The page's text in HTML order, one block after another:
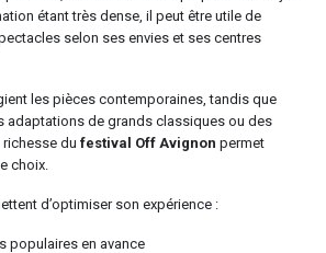
étant très dense, il peut être utile de
selon ses envies et ses centres
les pièces contemporaines, tandis que
adaptations de grands classiques ou des
du festival Off Avignon permet
choix.
d’optimiser son expérience :
populaires en avance